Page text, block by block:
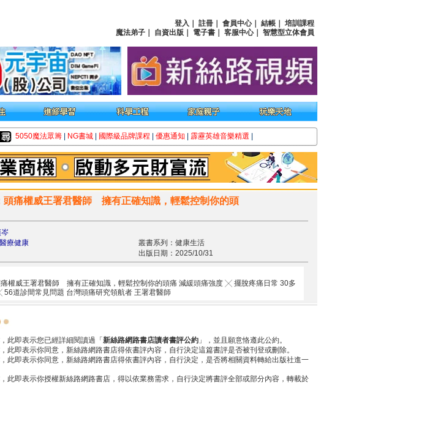
登入 註冊 會員中心｜ 結帳
培訓課程
魔法弟子
自資出版 電子書 客服中心｜ 智慧型立体會員
5050魔法眾籌 NG書城 國際級品牌課程 優惠通知 霹靂英雄音樂精選
頭痛權威王署君醫師 擁有正確知識，輕鬆控制你的頭
醫療健康
叢書系列：健康生活
出版日期：2025/10/31
權威王署君醫師 擁有正確知識，輕鬆控制你的頭痛 減緩頭痛強度 ╳ 擺脫疼痛日常 30多
道診間常見問題 台灣頭痛研究領航者 王署君醫師
此即表示您已經詳細閱讀過「 新絲路網路書店讀者書評公約 」，並且願意恪遵此公約。
此即表示你同意，新絲路網路書店得依書評內容，自行決定這篇書評是否被刊登或刪除。
此即表示你同意，新絲路網路書店得依書評內容，自行決定，是否將相關資料轉給出版社進一
此即表示你授權新絲路網路書店，得以依業務需求，自行決定將書評全部或部分內容，轉載於